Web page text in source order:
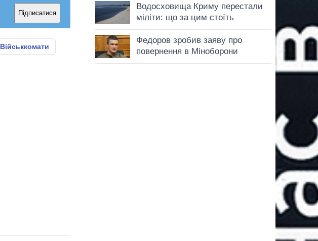
Підписатися
Військкомати